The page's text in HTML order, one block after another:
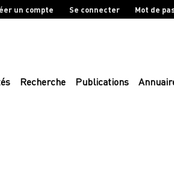
un compte Se connecter Mot de
Recherche Publications